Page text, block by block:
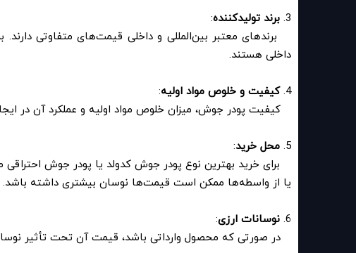
3. برند تولیدکننده:
برندهای معتبر بین‌المللی و داخلی قیمت‌های متفاوتی دارند.
داخلی هستند.
4. کیفیت و خلوص مواد اولیه:
کیفیت پودر جوش، میزان خلوص مواد اولیه و عملکرد آن در
5. محل خرید:
برای خرید بهترین نوع پودر جوش کدولد یا پودر جوش
یا از واسطه‌ها ممکن است قیمت‌ها نوسان بیشتری داشته باشد.
6. نوسانات ارزی:
در صورتی که محصول وارداتی باشد، قیمت آن تحت تأثیر